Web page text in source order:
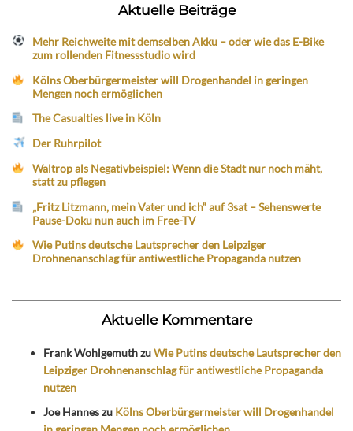
Aktuelle Beiträge
Mehr Reichweite mit demselben Akku – oder wie das E-Bike
zum rollenden Fitnessstudio wird
Kölns Oberbürgermeister will Drogenhandel in geringen
Mengen noch ermöglichen
The Casualties live in Köln
Der Ruhrpilot
Waltrop als Negativbeispiel: Wenn die Stadt nur noch mäht,
statt zu pflegen
„Fritz Litzmann, mein Vater und ich“ auf 3sat – Sehenswerte
Pause-Doku nun auch im Free-TV
Wie Putins deutsche Lautsprecher den Leipziger
Drohnenanschlag für antiwestliche Propaganda nutzen
Aktuelle Kommentare
Frank WohlgemuthzuWie Putins deutsche Lautsprecher den
Leipziger Drohnenanschlag für antiwestliche Propaganda
nutzen
Joe Hanneszu Kölns Oberbürgermeister will Drogenhandel